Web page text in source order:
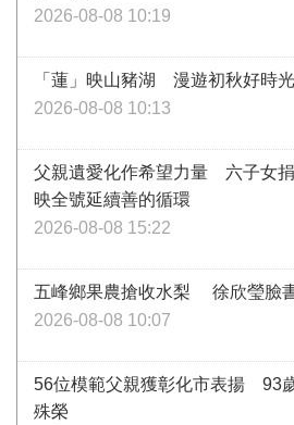
2026-08-08 10:19
「蓮」映山豬湖 漫遊初秋好時光
2026-08-08 10:13
父親遺愛化作希望力量 六子女
映全號延續善的循環
2026-08-08 15:22
五峰鄉果農搶收水梨 徐欣瑩臉
2026-08-08 10:07
56位模範父親獲彰化市表揚 93
殊榮